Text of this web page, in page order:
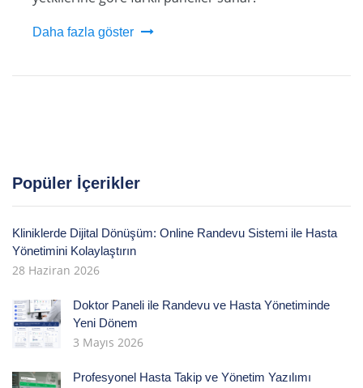
Daha fazla göster
Popüler İçerikler
Kliniklerde Dijital Dönüşüm: Online Randevu Sistemi ile Hasta
Yönetimini Kolaylaştırın
28 Haziran 2026
Doktor Paneli ile Randevu ve Hasta Yönetiminde
Yeni Dönem
3 Mayıs 2026
Profesyonel Hasta Takip ve Yönetim Yazılımı